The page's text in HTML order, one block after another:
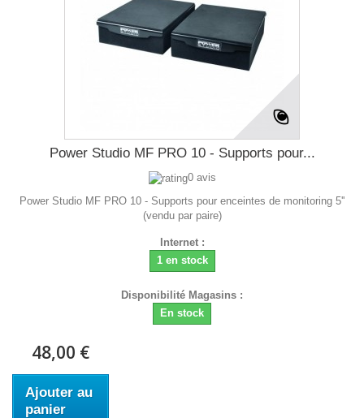
Power Studio MF PRO 10 - Supports pour...
0 avis
Power Studio MF PRO 10 - Supports pour enceintes de monitoring 5''
(vendu par paire)
Internet :
1 en stock
Disponibilité Magasins :
En stock
48,00 €
Ajouter au
panier